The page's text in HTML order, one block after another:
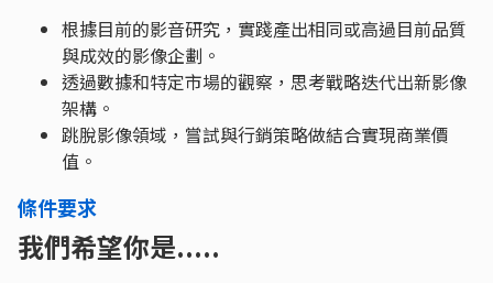
根據目前的影音研究，實踐產出相同或高過目前品質
與成效的影像企劃。
透過數據和特定市場的觀察，思考戰略迭代出新影像
架構。
跳脫影像領域，嘗試與行銷策略做結合實現商業價
值。
條件要求
我們希望你是.....